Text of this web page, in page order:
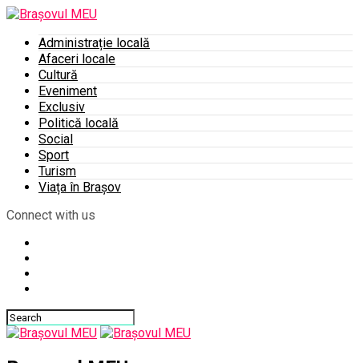
Administrație locală
Afaceri locale
Cultură
Eveniment
Exclusiv
Politică locală
Social
Sport
Turism
Viața în Brașov
Connect with us